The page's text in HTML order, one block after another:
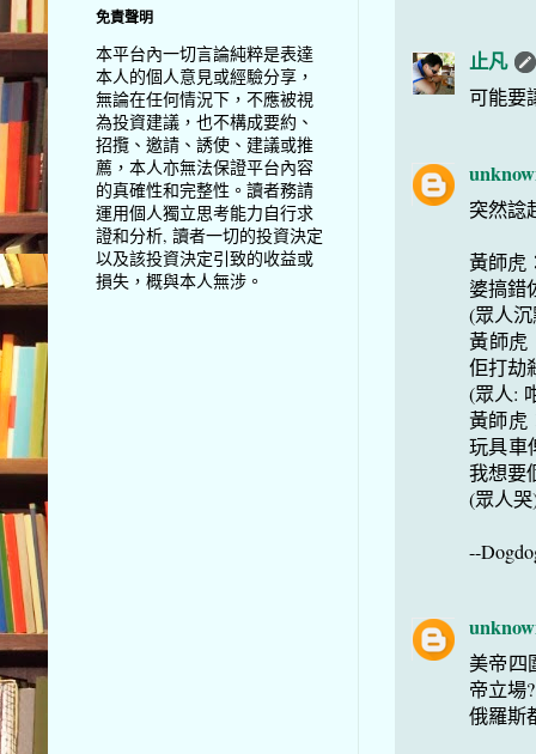
止凡
可能要
突然諗
黃師虎
婆搞錯
(眾人
黃師虎
佢打劫
(眾人:
黃師虎
玩具車
我想要
(眾人
--
美帝四
帝立場?
俄羅斯
免責聲明
本平台內一切言論純粹是表達
本人的個人意見或經驗分享，
無論在任何情況下，不應被視
為投資建議，也不構成要約、
招攬、邀請、誘使、建議或推
薦，本人亦無法保證平台內容
的真確性和完整性。讀者務請
運用個人獨立思考能力自行求
證和分析, 讀者一切的投資決定
以及該投資決定引致的收益或
損失，概與本人無涉。